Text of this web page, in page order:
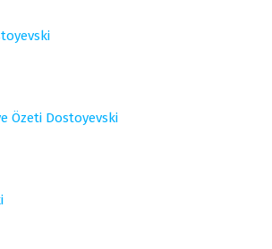
Özeti Dostoyevski